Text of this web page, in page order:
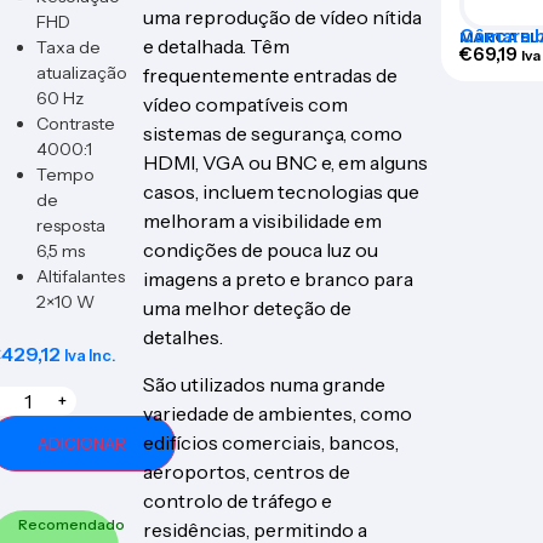
FHD
Taxa de
atualização
60 Hz
Contraste
4000:1
Tempo
de
resposta
6,5 ms
Altifalantes
2×10 W
429,12 Iva Inc.
+
ADICIONAR
Recomendado
uma reprodução de vídeo nítida
e detalhada. Têm
frequentemente entradas de
vídeo compatíveis com
sistemas de segurança, como
HDMI, VGA ou BNC e, em alguns
casos, incluem tecnologias que
melhoram a visibilidade em
condições de pouca luz ou
imagens a preto e branco para
uma melhor deteção de
detalhes.
São utilizados numa grande
variedade de ambientes, como
edifícios comerciais, bancos,
aeroportos, centros de
controlo de tráfego e
residências, permitindo a
MARCA
Câmara
AHD e
B581SW-
€69,19